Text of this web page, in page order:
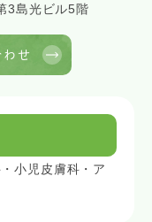
3島光ビル5階
せ
小児皮膚科・ア